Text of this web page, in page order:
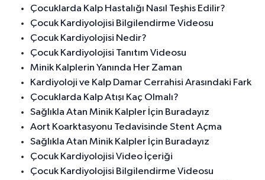
Çocuklarda Kalp Hastalığı Nasıl Teşhis Edilir?
Çocuk Kardiyolojisi Bilgilendirme Videosu
Çocuk Kardiyolojisi Nedir?
Çocuk Kardiyolojisi Tanıtım Videosu
Minik Kalplerin Yanında Her Zaman
Kardiyoloji ve Kalp Damar Cerrahisi Arasındaki Fark
Çocuklarda Kalp Atışı Kaç Olmalı?
Sağlıkla Atan Minik Kalpler İçin Buradayız
Aort Koarktasyonu Tedavisinde Stent Açma
Sağlıkla Atan Minik Kalpler İçin Buradayız
Çocuk Kardiyolojisi Video İçeriği
Çocuk Kardiyolojisi Bilgilendirme Videosu